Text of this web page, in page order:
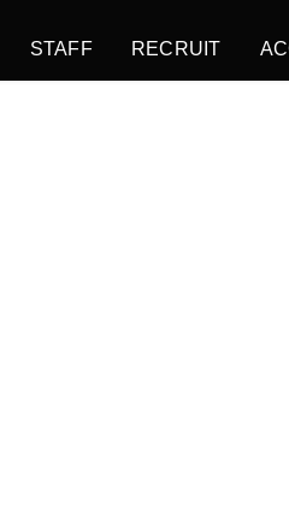
STAFF RECRUIT